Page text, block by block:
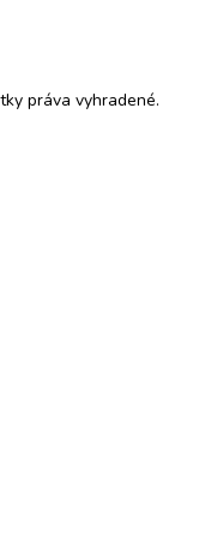
práva vyhradené.